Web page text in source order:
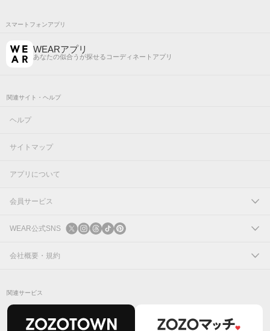
スマートフォンアプリ
WEARアプリ
あなたの似合うが探せるコーディネートアプリ
関連サイト・ヘルプ
ヘルプ
サイトマップ
アプリについて
会員サービス
ログイン
新規会員登録
WEAR公式SNS
X
会社概要・規約
関連サービス